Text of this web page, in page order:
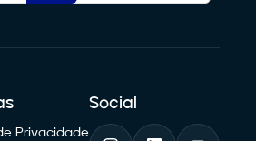
Privacidade
Social